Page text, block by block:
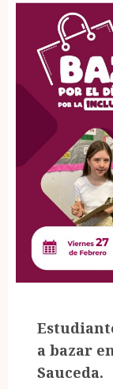
a bazar
Sauceda.